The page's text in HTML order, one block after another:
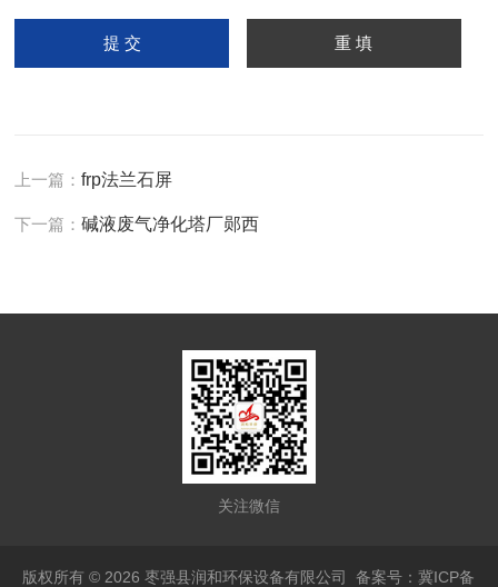
上一篇：frp法兰石屏
下一篇：碱液废气净化塔厂郧西
关注微信
版权所有 © 2026 枣强县润和环保设备有限公司备案号：冀ICP备